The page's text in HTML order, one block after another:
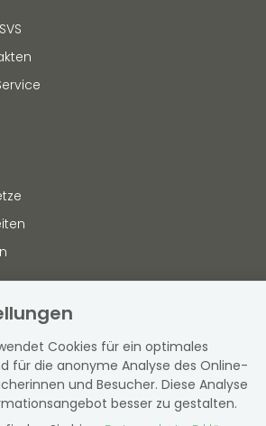
Cookies für ein optimales
für die anonyme Analyse des Online-
und Besucher. Diese Analyse
besser zu gestalten.